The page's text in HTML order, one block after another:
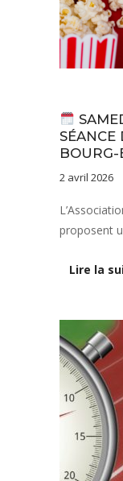
SÉANCE
BOURG-
2 avril 2026
proposent
Lire la